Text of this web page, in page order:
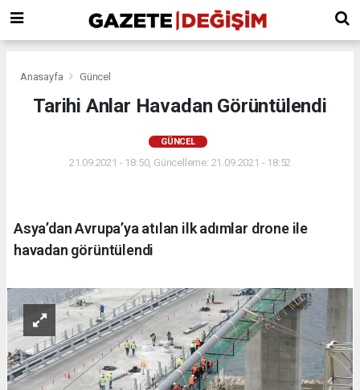
Anasayfa Güncel
Tarihi Anlar Havadan Görüntülendi
GÜNCEL
21.09.2021 - 18:50, Güncelleme: 21.09.2021 - 18:52
Asya’dan Avrupa’ya atılan ilk adımlar drone ile
havadan görüntülendi